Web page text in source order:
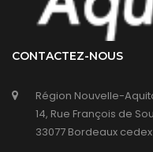
CONTACTEZ-NOUS
Région Nouvelle-
14, Rue François de
33077 Bordeaux cedex